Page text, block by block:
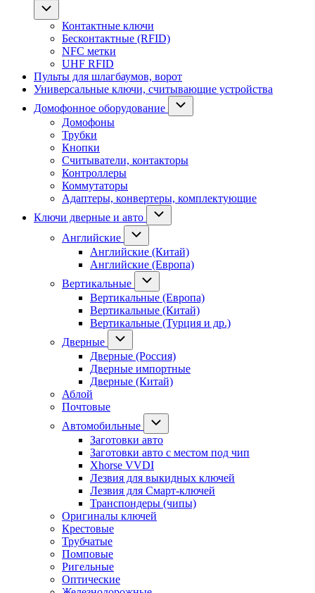
Контактные ключи
Бесконтактные (RFID)
NFC метки
UHF RFID
Пульты для шлагбаумов, ворот
Универсальные ключи, считывающие устройства
Домофонное оборудование
Домофоны
Трубки
Кнопки
Считыватели, контакторы
Контроллеры
Коммутаторы
Адаптеры, конвертеры, комплектующие
Ключи дверные и авто
Английские
Английские (Китай)
Английские (Европа)
Вертикальные
Вертикальные (Европа)
Вертикальные (Китай)
Вертикальные (Турция и др.)
Дверные
Дверные (Россия)
Дверные импортные
Дверные (Китай)
Аблой
Почтовые
Автомобильные
Заготовки авто
Заготовки авто с местом под чип
Xhorse VVDI
Лезвия для выкидных ключей
Лезвия для Смарт-ключей
Транспондеры (чипы)
Оригиналы ключей
Крестовые
Трубчатые
Помповые
Ригельные
Оптические